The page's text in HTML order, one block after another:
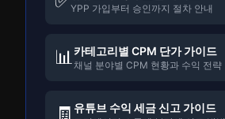
YPP 가입부터 승인까지 절차 안내
📊카테고리별 CPM 단가 가이드
채널 분야별 CPM 현황과 수익 전략
🧾 유튜브 수익 세금 신고 가이드